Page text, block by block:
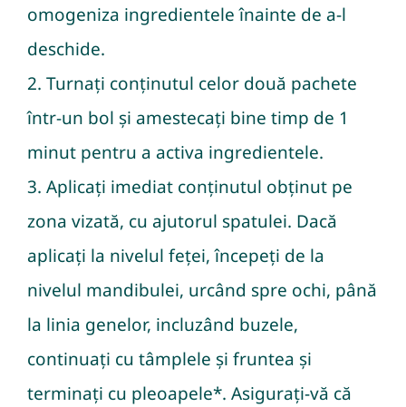
omogeniza ingredientele înainte de a-l
deschide.
2. Turnați conținutul celor două pachete
într-un bol și amestecați bine timp de 1
minut pentru a activa ingredientele.
3. Aplicați imediat conținutul obținut pe
zona vizată, cu ajutorul spatulei. Dacă
aplicați la nivelul feței, începeți de la
nivelul mandibulei, urcând spre ochi, până
la linia genelor, incluzând buzele,
continuați cu tâmplele și fruntea și
terminați cu pleoapele*. Asigurați-vă că